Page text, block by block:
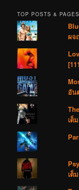
TOP POSTS & PAGES
ผจ
อัน
เต็
เต็